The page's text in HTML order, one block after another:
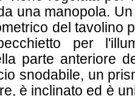
una manopola.
del tavolino
per
parte anteriore
snodabile, un
è inclinato ed è